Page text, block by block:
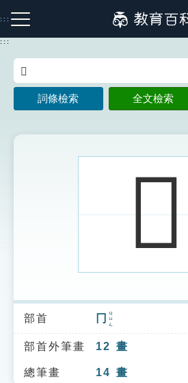
到
主
:::
注音索引圖示 筆畫索引圖示
索引選單
知識索引
單字索引
:::
詞條檢索 全文檢索
𠕩
部首 冂 ㄐㄩㄥ
部首外筆畫 12 畫
總筆畫 14 畫